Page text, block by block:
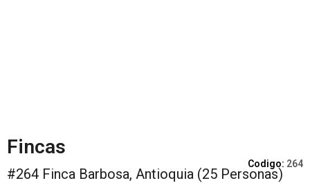
Fincas
Codigo: 264
#264 Finca Barbosa, Antioquia (25 Personas)